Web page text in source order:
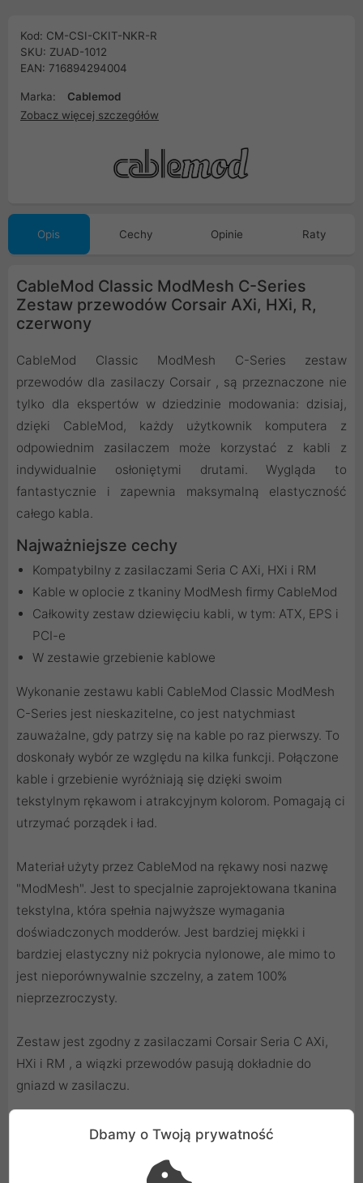
Kod: CM-CSI-CKIT-NKR-R
SKU: ZUAD-1012
EAN: 716894294004
Marka:
Cablemod
Zobacz więcej szczegółów
Opis Cechy Opinie Raty
CableMod Classic ModMesh C-Series
Zestaw przewodów Corsair AXi, HXi, R,
czerwony
CableMod Classic ModMesh C-Series zestaw
przewodów dla zasilaczy Corsair , są przeznaczone nie
tylko dla ekspertów w dziedzinie modowania: dzisiaj,
dzięki CableMod, każdy użytkownik komputera z
odpowiednim zasilaczem może korzystać z kabli z
indywidualnie osłoniętymi drutami. Wygląda to
fantastycznie i zapewnia maksymalną elastyczność
całego kabla.
Najważniejsze cechy
Kompatybilny z zasilaczami Seria C AXi, HXi i RM
Kable w oplocie z tkaniny ModMesh firmy CableMod
Całkowity zestaw dziewięciu kabli, w tym: ATX, EPS i
PCI-e
W zestawie grzebienie kablowe
Wykonanie zestawu kabli CableMod Classic ModMesh
C-Series jest nieskazitelne, co jest natychmiast
zauważalne, gdy patrzy się na kable po raz pierwszy. To
doskonały wybór ze względu na kilka funkcji. Połączone
kable i grzebienie wyróżniają się dzięki swoim
tekstylnym rękawom i atrakcyjnym kolorom. Pomagają ci
utrzymać porządek i ład.
Materiał użyty przez CableMod na rękawy nosi nazwę
"ModMesh". Jest to specjalnie zaprojektowana tkanina
tekstylna, która spełnia najwyższe wymagania
doświadczonych modderów. Jest bardziej miękki i
bardziej elastyczny niż pokrycia nylonowe, ale mimo to
jest nieporównywalnie szczelny, a zatem 100%
nieprzezroczysty.
Zestaw jest zgodny z zasilaczami Corsair Seria C AXi,
HXi i RM , a wiązki przewodów pasują dokładnie do
gniazd w zasilaczu.
Dbamy o Twoją prywatność